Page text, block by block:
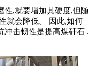
性,就要增加其硬度,但随
就会降低。 因此,如何
冲击韧性是提高煤矸石 .